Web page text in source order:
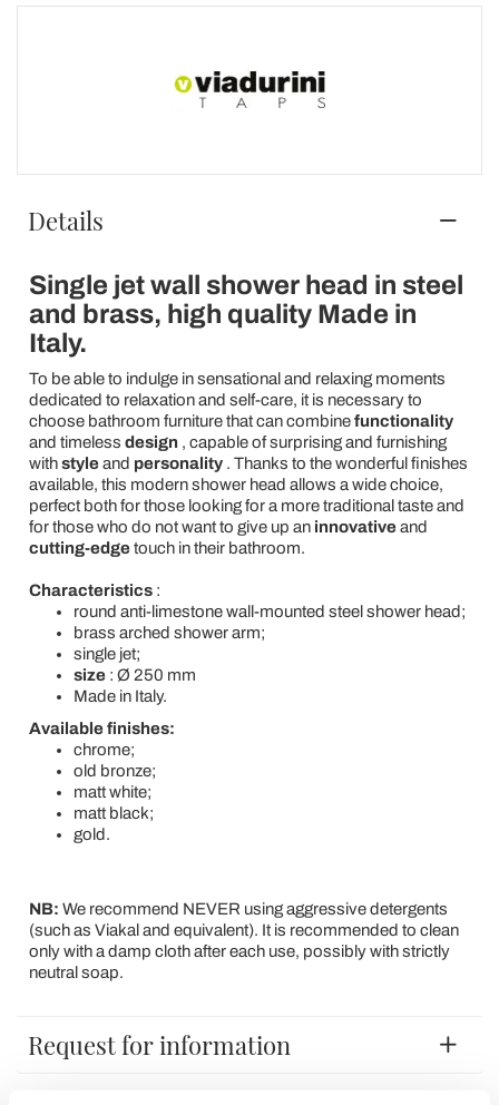
Details
Single jet wall shower head in steel
and brass, high quality Made in
Italy.
To be able to indulge in sensational and relaxing moments
dedicated to relaxation and self-care, it is necessary to
choose bathroom furniture that can combinefunctionality
and timeless design , capable of surprising and furnishing
withstyleand personality. Thanks to the wonderful finishes
available, this modern shower head allows a wide choice,
perfect both for those looking for a more traditional taste and
for those who do not want to give up an innovativeand
cutting-edgetouch in their bathroom.
Characteristics:
round anti-limestone wall-mounted steel shower head;
brass arched shower arm;
single jet;
size: Ø 250 mm
Made in Italy.
Available finishes:
chrome;
old bronze;
matt white;
matt black;
gold.
NB: We recommend NEVER using aggressive detergents
(such as Viakal and equivalent). It is recommended to clean
only with a damp cloth after each use, possibly with strictly
neutral soap.
Request for information